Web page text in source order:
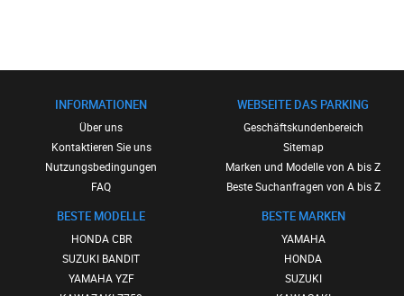
INFORMATIONEN
Über uns
Kontaktieren Sie uns
Nutzungsbedingungen
FAQ
BESTE MODELLE
HONDA CBR
SUZUKI BANDIT
YAMAHA YZF
WEBSEITE DAS PARKING
Geschäftskundenbereich
Sitemap
Marken und Modelle von A bis Z
Beste Suchanfragen von A bis Z
BESTE MARKEN
YAMAHA
HONDA
SUZUKI